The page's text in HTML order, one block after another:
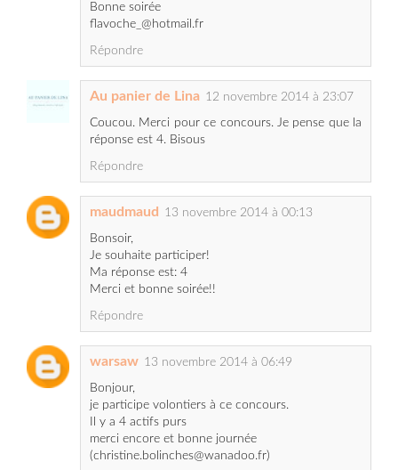
Coucou. Merci pour ce concours. Je pense que la
réponse est 4. Bisous
Bonsoir,
Je souhaite participer!
Ma réponse est: 4
Merci et bonne soirée!!
Répondre
Bonjour,
je participe volontiers à ce concours.
Il y a 4 actifs purs
merci encore et bonne journée
(christine.bolinches@wanadoo.fr)
Répondre